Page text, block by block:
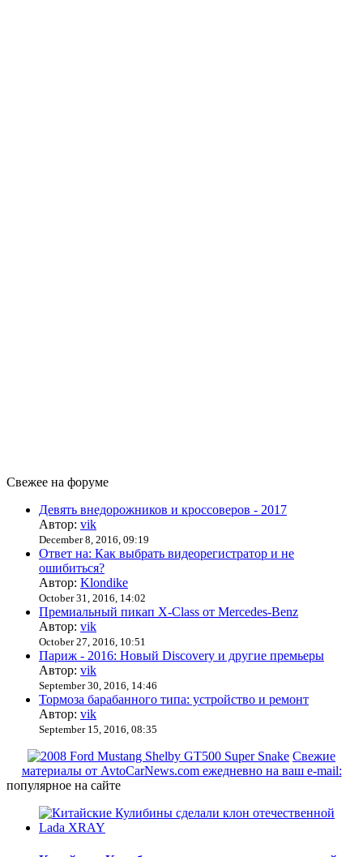
Свежее на форуме
Девять внедорожников и кроссоверов - 2017
Автор: vik
December 8, 2016, 09:19
Ответ на: Как выбрать видеорегистратор и не
ошибиться?
Автор: Klondike
October 31, 2016, 14:02
Премиальный пикап X-Class от Mercedes-Benz
Автор: vik
October 27, 2016, 10:51
Париж - 2016: Новый Discovery и другие премьеры
Автор: vik
September 30, 2016, 14:46
Тормоза барабанного типа: устройство и ремонт
Автор: vik
September 15, 2016, 08:35
Свежие
материалы от AvtoCarNews.com ежедневно на ваш e-mail:
популярное на сайте